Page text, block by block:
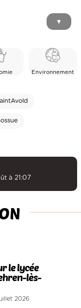
▼
Environnement
à 21:07
le lycée
lès-
2026